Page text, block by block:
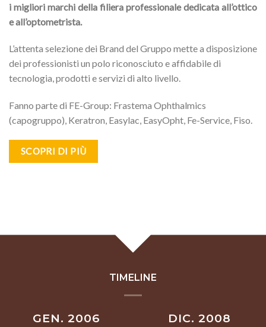
i migliori marchi della filiera professionale dedicata all’ottico
e all’optometrista.
L’attenta selezione dei Brand del Gruppo mette a disposizione
dei professionisti un polo riconosciuto e affidabile di
tecnologia, prodotti e servizi di alto livello.
Fanno parte di FE-Group: Frastema Ophthalmics
(capogruppo), Keratron, Easylac, EasyOpht, Fe-Service, Fiso.
SCOPRI DI PIÙ
TIMELINE
GEN. 2006 DIC. 2008